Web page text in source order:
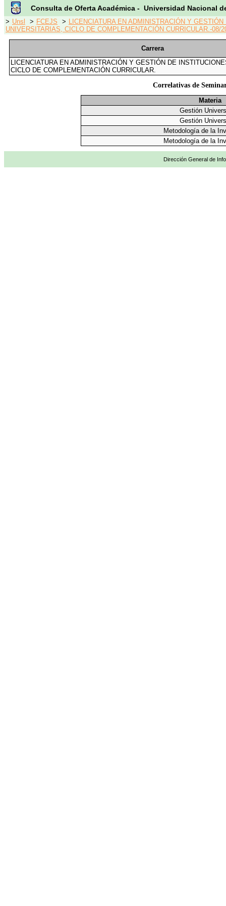
Consulta de Oferta Académica - Universidad Nacional
> Unsl > FCEJS > LICENCIATURA EN ADMINISTRACIÓN Y
UNIVERSITARIAS, CICLO DE COMPLEMENTACIÓN CURRICULAR.-08/
Carrera
LICENCIATURA EN ADMINISTRACIÓN Y GESTIÓN DE
CICLO DE COMPLEMENTACIÓN CURRICULAR.
Correlativas de
Materia
Gestión
Gestión
Metodología de la
Metodología de la
Dirección General de